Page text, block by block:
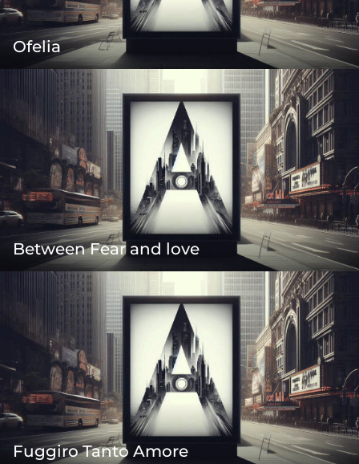
Ofelia
Between Fear and love
Fuggiro Tanto Amore